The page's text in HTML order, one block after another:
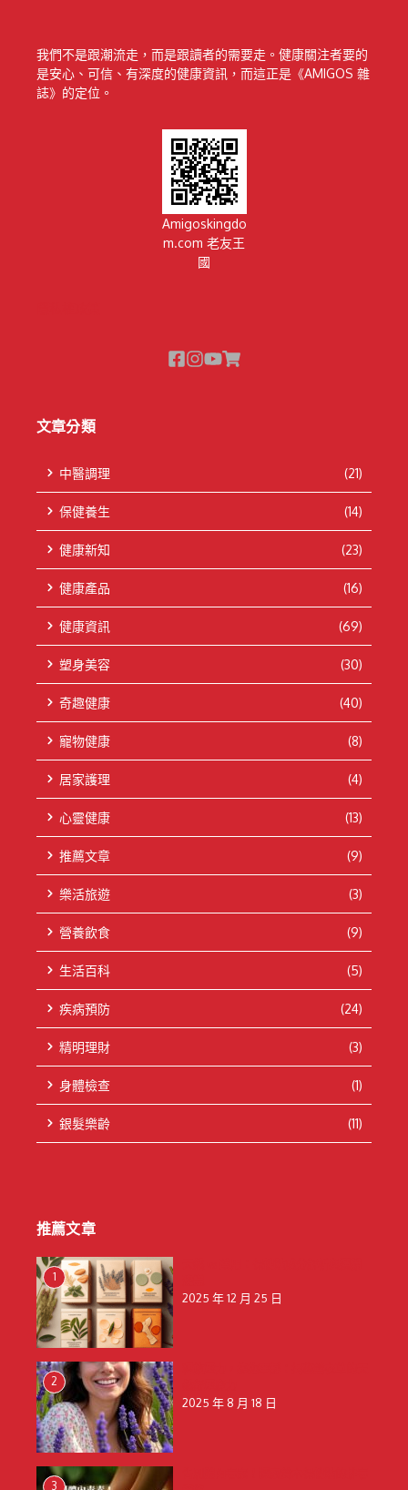
我們不是跟潮流走，而是跟讀者的需要走。健康關注者要的
是安心、可信、有深度的健康資訊，而這正是《AMIGOS 雜
誌》的定位。
Amigoskingdo
m.com 老友王
國
文章分類
中醫調理 (21)
保健養生 (14)
健康新知 (23)
健康產品 (16)
健康資訊 (69)
塑身美容 (30)
奇趣健康 (40)
寵物健康 (8)
居家護理 (4)
心靈健康 (13)
推薦文章 (9)
樂活旅遊 (3)
營養飲食 (9)
生活百科 (5)
疾病預防 (24)
精明理財 (3)
身體檢查 (1)
銀髮樂齡 (11)
推薦文章
1
2025 年 12 月 25 日
2
2025 年 8 月 18 日
3